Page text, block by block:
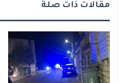
مقالات ذات صلة